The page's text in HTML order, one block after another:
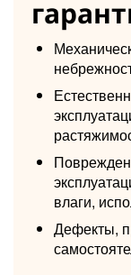
влаги,
Дефекты,